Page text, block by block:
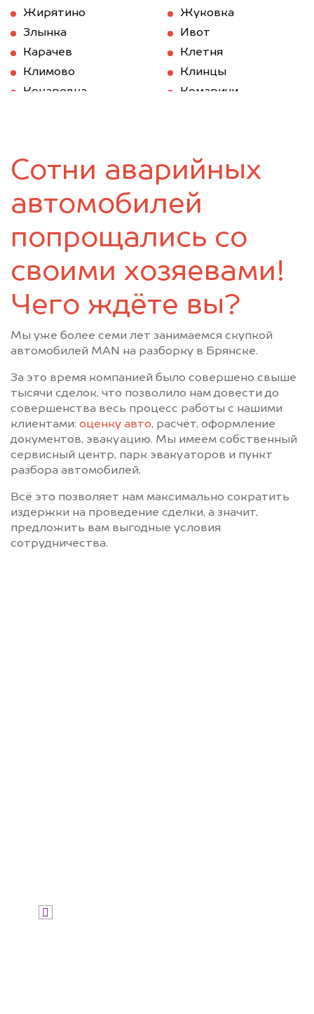
Жирятино
Жуковка
Злынка
Ивот
Карачев
Клетня
Климово
Клинцы
Кокаревка
Комаричи
Почеп
Ржаница
Севск
Стародуб
Суземка
Сураж
Трубчевск
Унеча
Сотни аварийных
автомобилей
попрощались со
своими хозяевами!
Чего ждёте вы?
Мы уже более семи лет занимаемся скупкой
автомобилей MAN на разборку в Брянске.
За это время компанией было совершено свыше
тысячи сделок, что позволило нам довести до
совершенства весь процесс работы с нашими
клиентами: оценку авто, расчёт, оформление
документов, эвакуацию. Мы имеем собственный
сервисный центр, парк эвакуаторов и пункт
разбора автомобилей.
Всё это позволяет нам максимально сократить
издержки на проведение сделки, а значит,
предложить вам выгодные условия
сотрудничества.